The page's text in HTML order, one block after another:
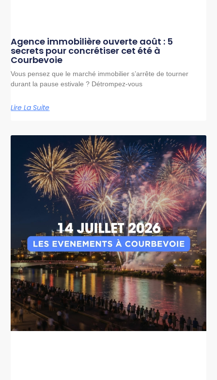
Agence immobilière ouverte août : 5
secrets pour concrétiser cet été à
Courbevoie
Vous pensez que le marché immobilier s’arrête de tourner
durant la pause estivale ? Détrompez-vous
Lire La Suite